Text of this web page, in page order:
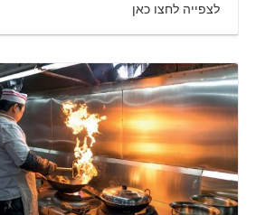
לצפייה לחצו כאן
קרא עוד